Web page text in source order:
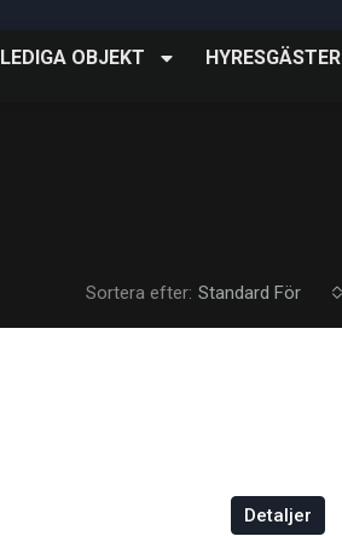
LEDIGA OBJEKT HYRESGÄSTER
Sortera efter: Standard För
Detaljer